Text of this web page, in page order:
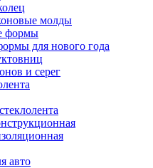
молды
формы
для нового года
и серег
авто